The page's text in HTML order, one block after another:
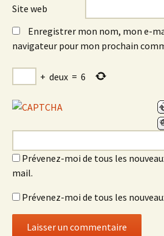
Site web
Enregistrer mon nom, mon e-
navigateur pour mon prochain
+ deux = 6
Prévenez-moi de tous les
mail.
Prévenez-moi de tous les